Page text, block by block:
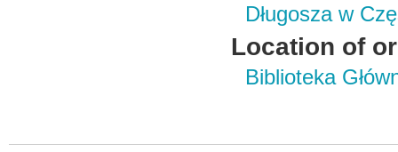
Długosza w
Location of
Biblioteka